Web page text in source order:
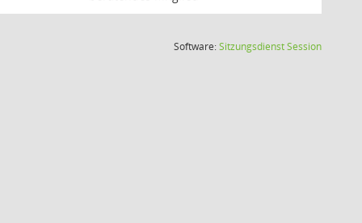
Software:SitzungsdienstSession(Wird in